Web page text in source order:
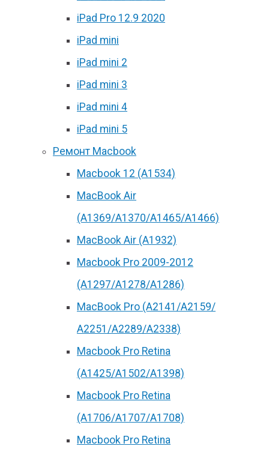
iPad Pro 12.9 2020
iPad mini
iPad mini 2
iPad mini 3
iPad mini 4
iPad mini 5
Ремонт Macbook
Macbook 12 (А1534)
MacBook Air
(A1369/A1370/A1465/A1466)
MacBook Air (A1932)
Macbook Pro 2009-2012
(A1297/A1278/A1286)
MacBook Pro (А2141/А2159/
А2251/A2289/A2338)
Macbook Pro Retina
(А1425/A1502/A1398)
Macbook Pro Retina
(А1706/A1707/A1708)
Macbook Pro Retina